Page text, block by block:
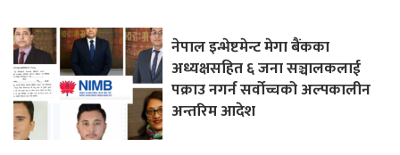
नेपाल इन्भेष्टमेन्ट मेगा बैंकका
अध्यक्षसहित ६ जना सञ्चालकलाई
पक्राउ नगर्न सर्वोच्चको अल्पकालीन
अन्तरिम आदेश